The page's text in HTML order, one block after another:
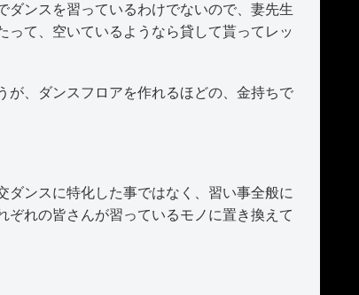
ダンスを習っているわけでないので、妻先生
って、空いているようなら貸して貰ってレッ
、ダンスフロアを作れるほどの、金持ちで
ンスに特化した事ではなく、習い事全般に
れの皆さんが習っているモノに置き換えて